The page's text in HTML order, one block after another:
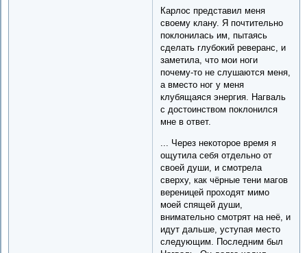
Карлос представил меня
своему клану. Я почтительно
поклонилась им, пытаясь
сделать глубокий реверанс, и
заметила, что мои ноги
почему-то не слушаются меня,
а вместо ног у меня
клубящаяся энергия. Нагваль
с достоинством поклонился
мне в ответ.
... Через некоторое время я
ощутила себя отдельно от
своей души, и смотрела
сверху, как чёрные тени магов
вереницей проходят мимо
моей спящей души,
внимательно смотрят на неё, и
идут дальше, уступая место
следующим. Последним был